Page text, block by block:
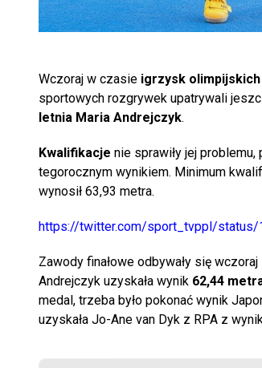
Wczoraj w czasie igrzysk olimpijskich
sportowych rozgrywek upatrywali
letnia Maria Andrejczyk.
Kwalifikacje nie sprawiły jej
tegorocznym wynikiem. Minimum
wynosił 63,93 metra.
https://twitter.com/sport_tvppl/status/
Zawody finałowe odbywały się
Andrejczyk uzyskała wynik 62,44
medal, trzeba było pokonać wynik
uzyskała Jo-Ane van Dyk z RPA z